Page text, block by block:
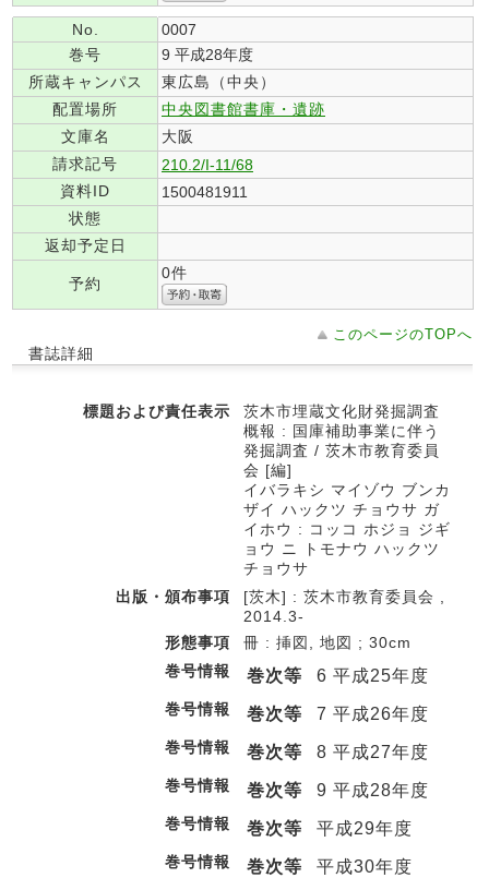
No.
0007
巻号
9 平成28年度
所蔵キャンパス
東広島（中央）
配置場所
中央図書館書庫・遺跡
文庫名
大阪
請求記号
210.2/I-11/68
資料ID
1500481911
状態
返却予定日
予約
0件
このページのTOPへ
書誌詳細
標題および責任表示
茨木市埋蔵文化財発掘調査
概報 : 国庫補助事業に伴う
発掘調査 / 茨木市教育委員
会 [編]
イバラキシ マイゾウ ブンカ
ザイ ハックツ チョウサ ガ
イホウ : コッコ ホジョ ジギ
ョウ ニ トモナウ ハックツ
チョウサ
出版・頒布事項
[茨木] : 茨木市教育委員会 ,
2014.3-
形態事項
冊 : 挿図, 地図 ; 30cm
巻号情報
巻次等 6 平成25年度
巻号情報 巻次等 7 平成26年度
巻号情報 巻次等 8 平成27年度
巻号情報 巻次等 9 平成28年度
巻号情報 巻次等 平成29年度
巻号情報 巻次等 平成30年度